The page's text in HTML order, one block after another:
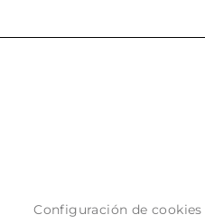
Configuración de cookies